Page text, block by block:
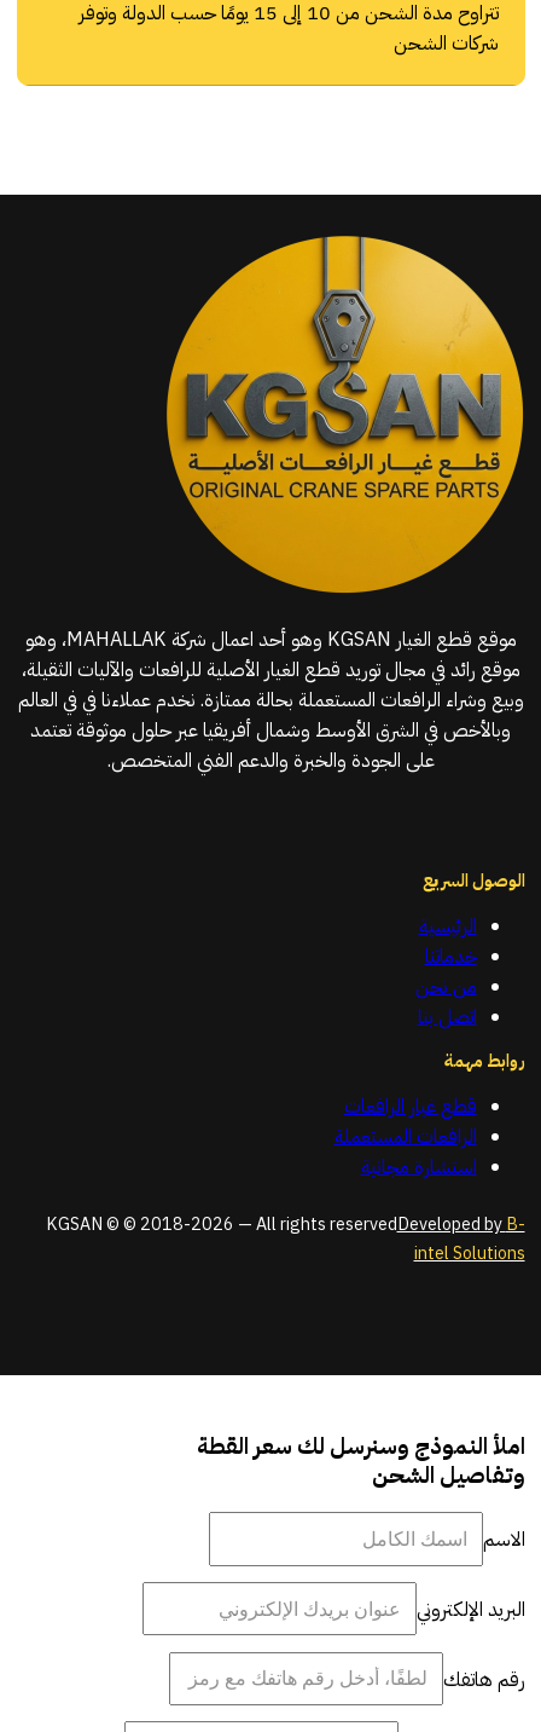
تتراوح مدة الشحن من 10 إلى 15 يومًا حسب الدولة وتوفر
شركات الشحن
موقع قطع الغيار KGSAN وهو أحد اعمال شركة MAHALLAK، وهو
موقع رائد في مجال توريد قطع الغيار الأصلية للرافعات والآليات الثقيلة،
وبيع وشراء الرافعات المستعملة بحالة ممتازة. نخدم عملاءنا في في العالم
وبالأخص في الشرق الأوسط وشمال أفريقيا عبر حلول موثوقة تعتمد
على الجودة والخبرة والدعم الفني المتخصص.
الوصول السريع
الرئيسية
خدماتنا
من نحن
اتصل بنا
روابط مهمة
قطع غيار الرافعات
الرافعات المستعملة
استشارة مجانية
KGSAN © © 2018-2026 — All rights reservedDeveloped byB-
intel Solutions
املأ النموذج وسنرسل لك سعر القطة
وتفاصيل الشحن
الاسم
البريد الإلكتروني
رقم هاتفك